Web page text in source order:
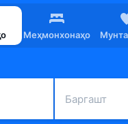
Меҳмонхонаҳо
Баргашт